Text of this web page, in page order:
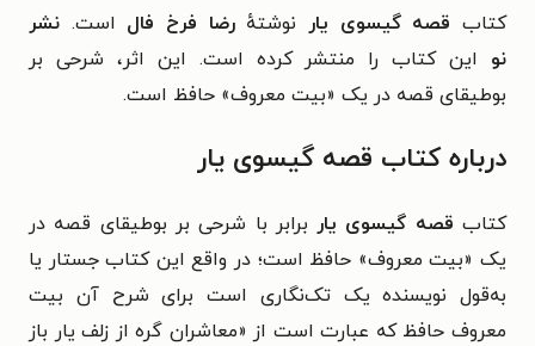
کتاب قصه گیسوی یار نوشتهٔرضا فرخ فال است. نشر
نو این کتاب را منتشر کرده است. این اثر، شرحی بر
بوطیقای قصه در یک «بیت معروف» حافظ است.
درباره کتاب قصه گیسوی یار
کتاب قصه گیسوی یار برابر با شرحی بر بوطیقای قصه در
یک «بیت معروف» حافظ است؛ در واقع این کتاب جستار یا
به‌قول نویسنده یک تک‌نگاری است برای شرح آن بیت
معروف حافظ که عبارت است از «معاشران گره از زلف یار باز